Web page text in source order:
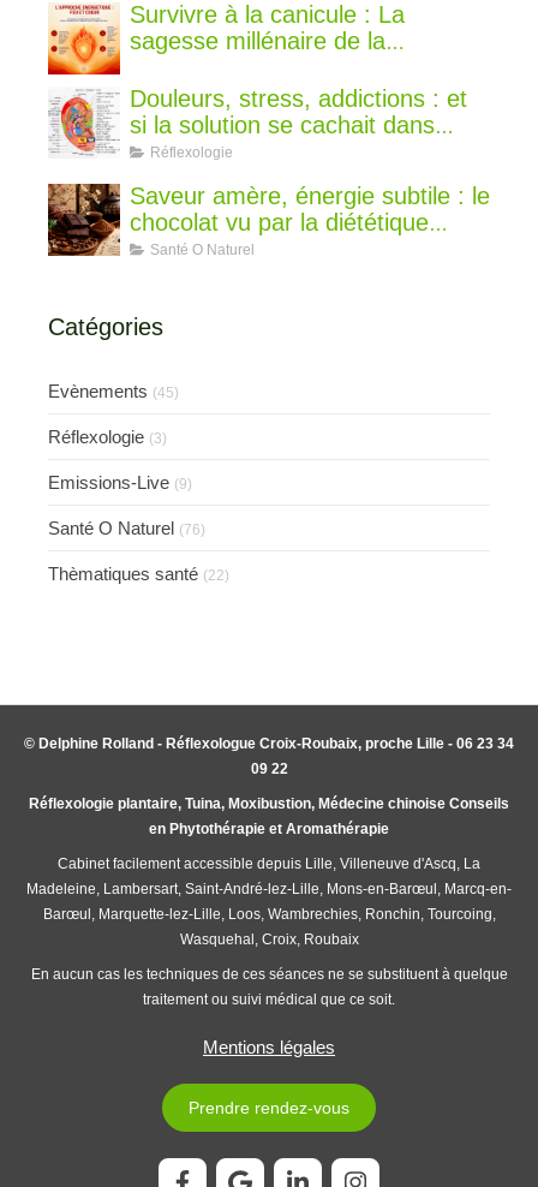
Survivre à la canicule : La
sagesse millénaire de la
frais
Douleurs, stress, addictions : et
si la solution se cachait dans
votre oreille ?
Réflexologie
Saveur amère, énergie subtile : le
chocolat vu par la diététique
chinoise
Santé O Naturel
Catégories
Evènements (45)
Réflexologie (3)
Emissions-Live (9)
Santé O Naturel (76)
Thèmatiques santé (22)
© Delphine Rolland - Réflexologue Croix-Roubaix, proche Lille - 06 23 34
09 22
Réflexologie plantaire, Tuina, Moxibustion, Médecine chinoise Conseils
en Phytothérapie et Aromathérapie
Cabinet facilement accessible depuis Lille, Villeneuve d'Ascq, La
Madeleine, Lambersart, Saint-André-lez-Lille, Mons-en-Barœul, Marcq-en-
Barœul, Marquette-lez-Lille, Loos, Wambrechies, Ronchin, Tourcoing,
Wasquehal, Croix, Roubaix
En aucun cas les techniques de ces séances ne se substituent à quelque
traitement ou suivi médical que ce soit.
Mentions légales
Prendre rendez-vous